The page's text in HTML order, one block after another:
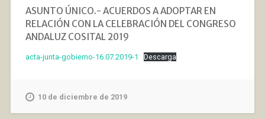
ASUNTO ÚNICO.- ACUERDOS A ADOPTAR EN
RELACIÓN CON LA CELEBRACIÓN DEL CONGRESO
ANDALUZ COSITAL 2019
acta-junta-gobierno-16.07.2019-1 Descarga
10 de diciembre de 2019